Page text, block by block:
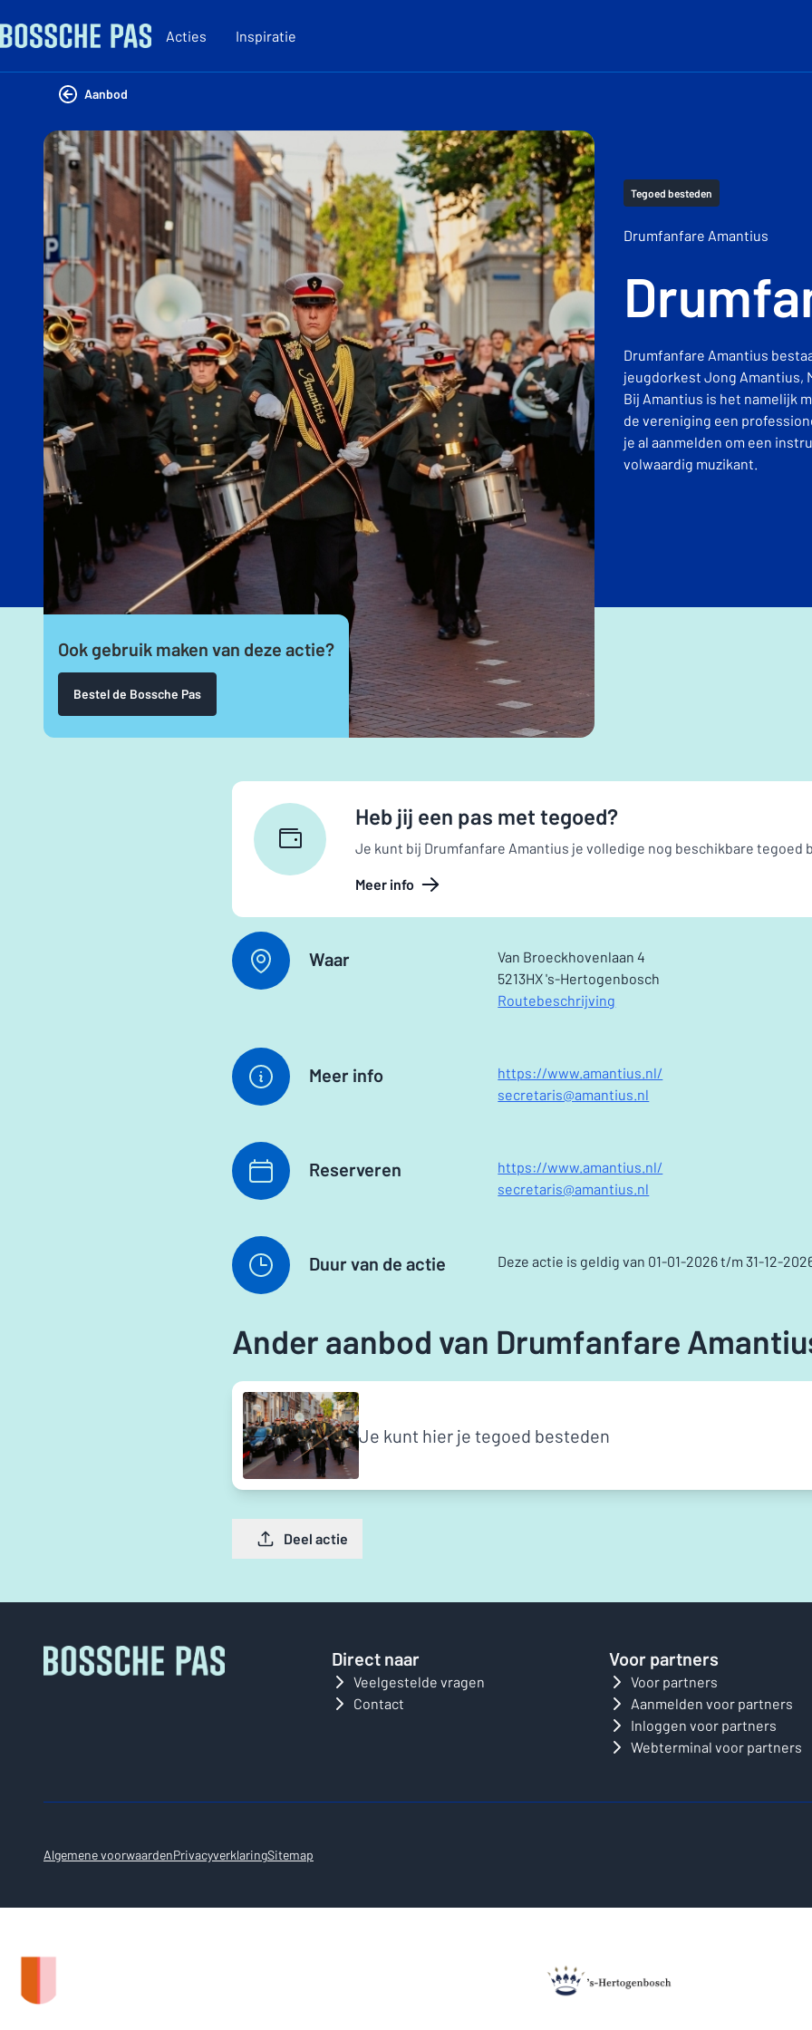
Acties Inspiratie
Aanbod
Tegoed besteden
Drumfanfare Amantius
Drumfanfare Amantius
jeugdorkest Jong Amantius,
Bij Amantius is het namelijk
de vereniging een
je al aanmelden om een
volwaardig muzikant.
Ook gebruik maken van deze actie?
Bestel de Bossche Pas
Heb jij een pas met tegoed?
Je kunt bij Drumfanfare Amantius je volledige nog beschikbare tegoed
Meer info
Waar
Van Broeckhovenlaan 4
5213HX 's-Hertogenbosch
Routebeschrijving
Meer info
https://www.amantius.nl/
secretaris@amantius.nl
Reserveren
https://www.amantius.nl/
secretaris@amantius.nl
Duur van de actie Deze actie is geldig van 01-01-2026 t/m 31-12-
Ander aanbod van Drumfanfare
Je kunt hier je tegoed besteden
Deel actie
Direct naar
Veelgestelde vragen
Contact
Voor partners
Voor partners
Aanmelden voor partners
Inloggen voor partners
Webterminal voor partners
Algemene voorwaardenPrivacyverklaringSitemap